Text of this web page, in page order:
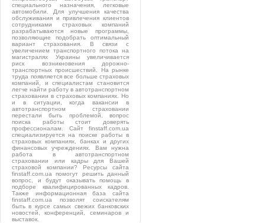
специального назначения, легковые
автомобили. Для улучшения качества
обслуживания и привлечения клиентов
сотрудниками страховых компаний
разрабатываются новые программы,
позволяющие подобрать оптимальный
вариант страхования. В связи с
увеличением транспортного потока на
магистралях Украины увеличивается
риск возникновения дорожно-
транспортных происшествий. На рынке
труда появляется все больше страховых
компаний, и специалистам становится
легче найти работу в автотранспортном
страховании в страховых компаниях. Но
и в ситуации, когда вакансии в
автотранспортном страховании
перестали быть проблемой, вопрос
поиска работы стоит доверять
профессионалам. Сайт finstaff.com.ua
специализируется на поиске работы в
страховых компаниях, банках и других
финансовых учреждениях. Вам нужна
работа в автотранспортном
страховании или кадры для Вашей
страховой компании? Ресурсы сайта
finstaff.com.ua помогут решить данный
вопрос, и будут оказывать помощь в
подборе квалифицированных кадров.
Также информационная база сайта
finstaff.com.ua позволят соискателям
быть в курсе самых свежих банковских
новостей, конференций, семинаров и
выставок.